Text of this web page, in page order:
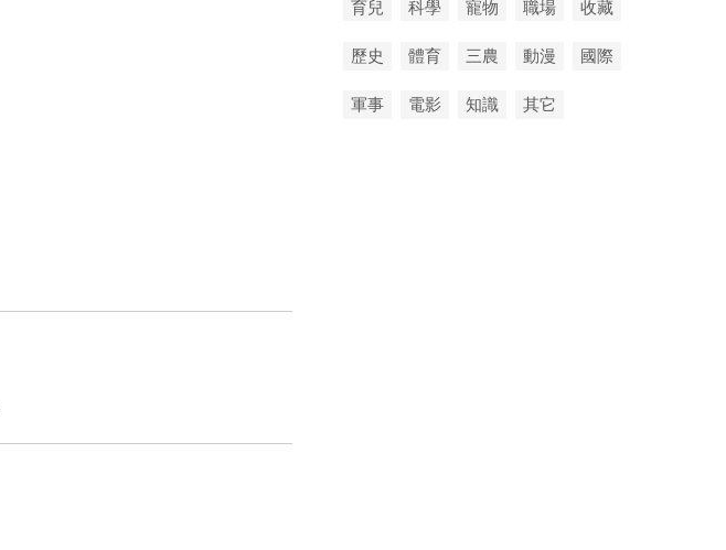
育兒 科學 寵物 職場 收藏
歷史 體育 三農 動漫 國際
軍事 電影 知識 其它